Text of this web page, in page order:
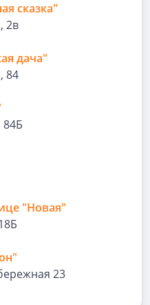
сказка"
2в
дача"
84
84Б
"Новая"
23